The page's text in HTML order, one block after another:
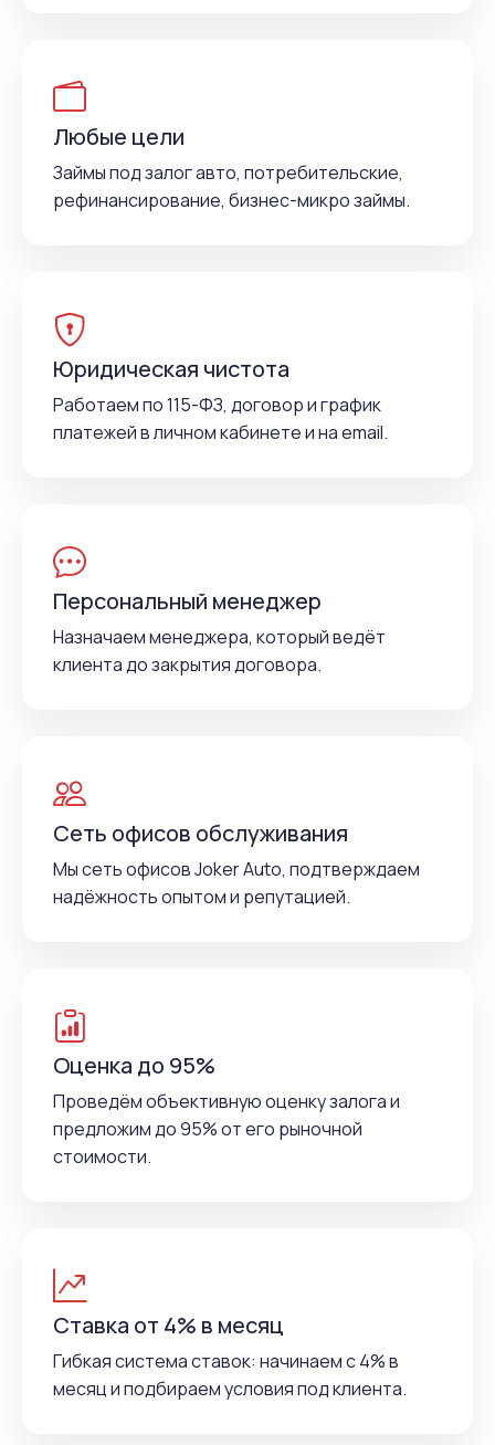
Любые цели
Займы под залог авто, потребительские,
рефинансирование, бизнес-микро займы.
Юридическая чистота
Работаем по 115-ФЗ, договор и график
платежей в личном кабинете и на email.
Персональный менеджер
Назначаем менеджера, который ведёт
клиента до закрытия договора.
Сеть офисов обслуживания
Мы сеть офисов Joker Auto, подтверждаем
надёжность опытом и репутацией.
Оценка до 95%
Проведём объективную оценку залога и
предложим до 95% от его рыночной
стоимости.
Ставка от 4% в месяц
Гибкая система ставок: начинаем с 4% в
месяц и подбираем условия под клиента.